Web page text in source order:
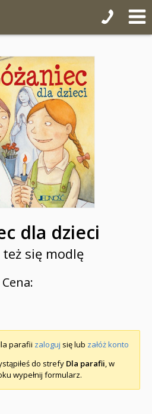
dla dzieci
też się modlę
Cena:
parafii zaloguj się lub załóż konto
do strefy Dla parafii, w
wypełnij formularz.